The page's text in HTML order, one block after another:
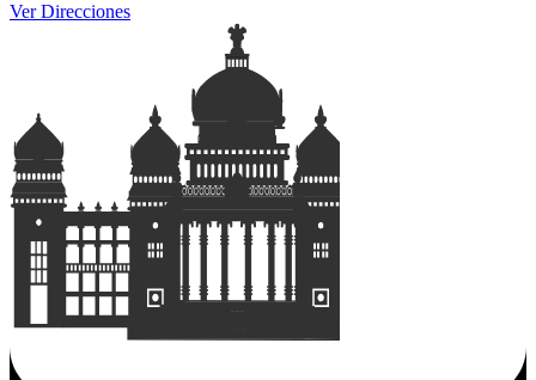
Ver Direcciones